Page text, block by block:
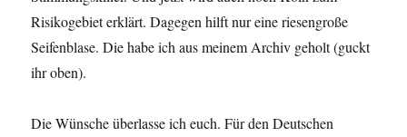
Risikogebiet erklärt. Dagegen hilft nur eine riesengroße
Seifenblase. Die habe ich aus meinem Archiv geholt (guckt
ihr oben).
Die Wünsche überlasse ich euch. Für den Deutschen